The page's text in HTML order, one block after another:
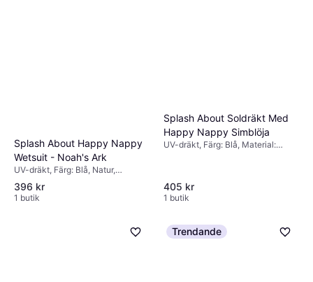
Splash About Happy Nappy
Wetsuit - Noah's Ark
UV-dräkt, Färg: Blå, Natur,
Material: Neopren, Nylon,
Elastan/Lycra/Spandex
396 kr
1 butik
Splash About Soldräkt Med
Happy Nappy Simblöja
UV-dräkt, Färg: Blå, Material:
405 kr
1 butik
Trendande